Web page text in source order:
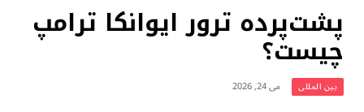
پشت‌پرده ترور ایوانکا ترامپ
چیست؟
بين المللى می 24, 2026